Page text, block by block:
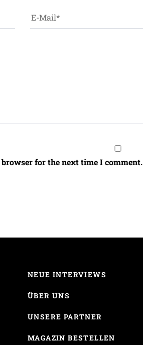
for the next time I comment.
NEUE INTERVIEWS
ÜBER UNS
UNSERE PARTNER
MAGAZIN BESTELLEN